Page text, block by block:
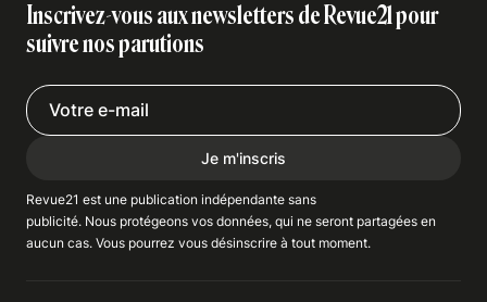
Inscrivez-vous aux newsletters de Revue21 pour
suivre nos parutions
Je m'inscris
Revue21 est une publication indépendante sans
publicité. Nous protégeons vos données, qui ne seront partagées en
aucun cas. Vous pourrez vous désinscrire à tout moment.